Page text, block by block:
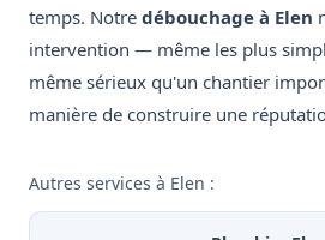
temps. Notre débouchage à Elen
intervention — même les plus
même sérieux qu'un chantier
manière de construire une
Autres services à Elen :